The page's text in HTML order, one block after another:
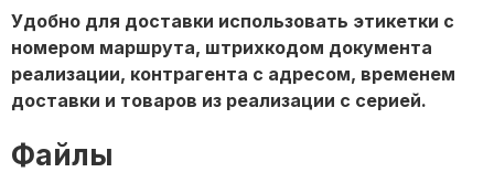
Удобно для доставки использовать этикетки с
номером маршрута, штрихкодом документа
реализации, контрагента с адресом, временем
доставки и товаров из реализации с серией.
Файлы